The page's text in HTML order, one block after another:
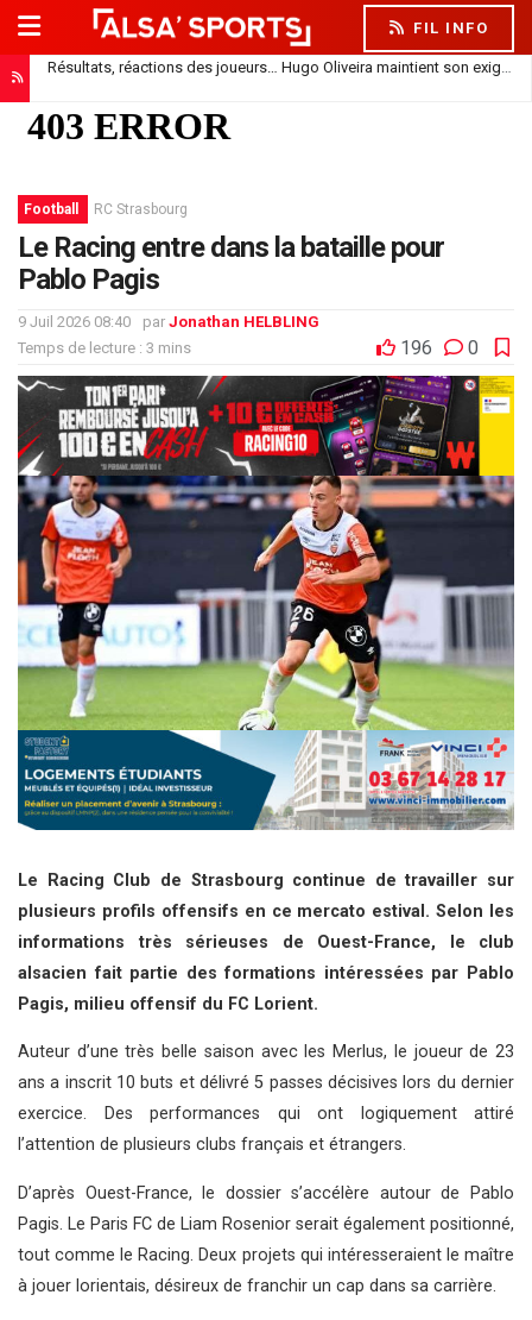
FIL INFO
Résultats, réactions des joueurs… Hugo Oliveira maintient son exigence
Football RC Strasbourg
Le Racing entre dans la bataille pour
Pablo Pagis
9 Juil 2026 08:40 par Jonathan HELBLING
Temps de lecture : 3 mins
196 0
Le Racing Club de Strasbourg continue de travailler sur
plusieurs profils offensifs en ce mercato estival. Selon les
informations très sérieuses de Ouest-France, le club
alsacien fait partie des formations intéressées par Pablo
Pagis, milieu offensif du FC Lorient.
Auteur d’une très belle saison avec les Merlus, le joueur de 23
ans a inscrit 10 buts et délivré 5 passes décisives lors du dernier
exercice. Des performances qui ont logiquement attiré
l’attention de plusieurs clubs français et étrangers.
D’après Ouest-France, le dossier s’accélère autour de Pablo
Pagis. Le Paris FC de Liam Rosenior serait également positionné,
tout comme le Racing. Deux projets qui intéresseraient le maître
à jouer lorientais, désireux de franchir un cap dans sa carrière.